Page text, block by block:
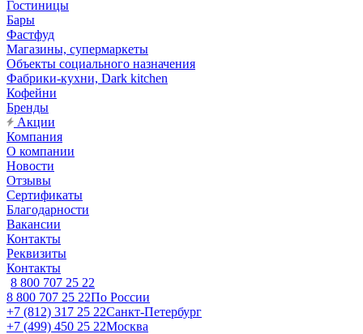
Гостиницы
Бары
Фастфуд
Магазины, супермаркеты
Объекты социального назначения
Фабрики-кухни, Dark kitchen
Кофейни
Бренды
Акции
Компания
О компании
Новости
Отзывы
Сертификаты
Благодарности
Вакансии
Контакты
Реквизиты
Контакты
8 800 707 25 22
8 800 707 25 22По России
+7 (812) 317 25 22Санкт-Петербург
+7 (499) 450 25 22Москва